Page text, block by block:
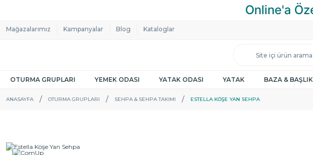
Mağazalarımız Kampanyalar Blog Kataloglar
OTURMA GRUPLARI YEMEK ODASI YATAK ODASI YATAK BAZA & BAŞLIK
ANASAYFA OTURMA GRUPLARI SEHPA & SEHPA TAKIMI ESTELLA KÖŞE YAN SEHPA